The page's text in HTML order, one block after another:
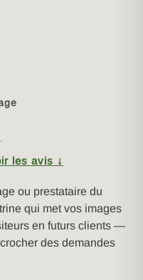
les avis ↓
ou prestataire du
qui met vos images
en futurs clients —
des demandes